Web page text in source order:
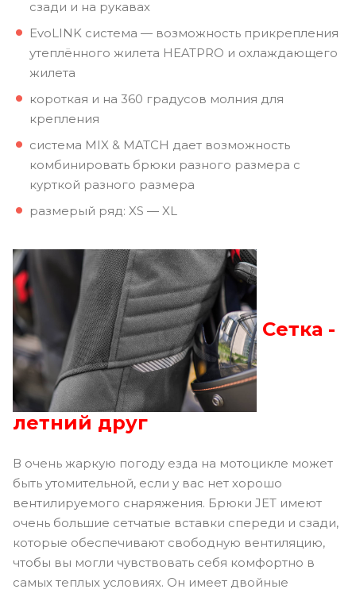
сзади и на рукавах
EvoLINK система — возможность прикрепления
утеплённого жилета HEATPRO и охлаждающего
жилета
короткая и на 360 градусов молния для
крепления
система MIX & MATCH дает возможность
комбинировать брюки разного размера с
курткой разного размера
размерый ряд: XS — XL
Сетка -
летний друг
В очень жаркую погоду езда на мотоцикле может
быть утомительной, если у вас нет хорошо
вентилируемого снаряжения. Брюки JET имеют
очень большие сетчатые вставки спереди и сзади,
которые обеспечивают свободную вентиляцию,
чтобы вы могли чувствовать себя комфортно в
самых теплых условиях. Он имеет двойные